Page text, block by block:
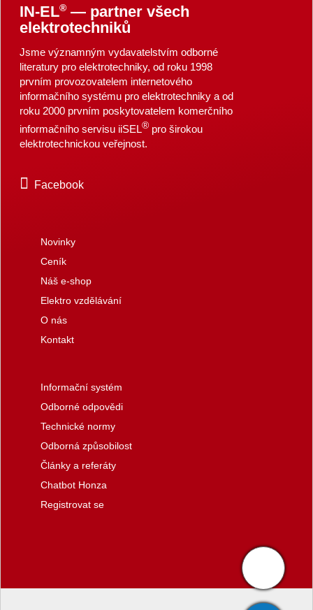
IN-EL®— partner všech
elektrotechniků
Jsme významným vydavatelstvím odborné
literatury pro elektrotechniky, od roku 1998
prvním provozovatelem internetového
informačního systému pro elektrotechniky a od
roku 2000 prvním poskytovatelem komerčního
informačního servisu iiSEL®pro širokou
elektrotechnickou veřejnost.
Facebook
Novinky
Ceník
Náš e-shop
Elektro vzdělávání
O nás
Kontakt
Informační systém
Odborné odpovědi
Technické normy
Odborná způsobilost
Články a referáty
Chatbot Honza
Registrovat se